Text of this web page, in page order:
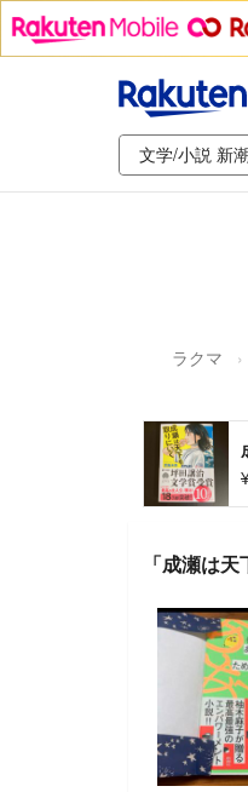
ラクマ
「成瀬は